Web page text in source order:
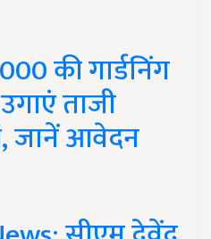
की गार्डनिंग
ताजी
जानें आवेदन